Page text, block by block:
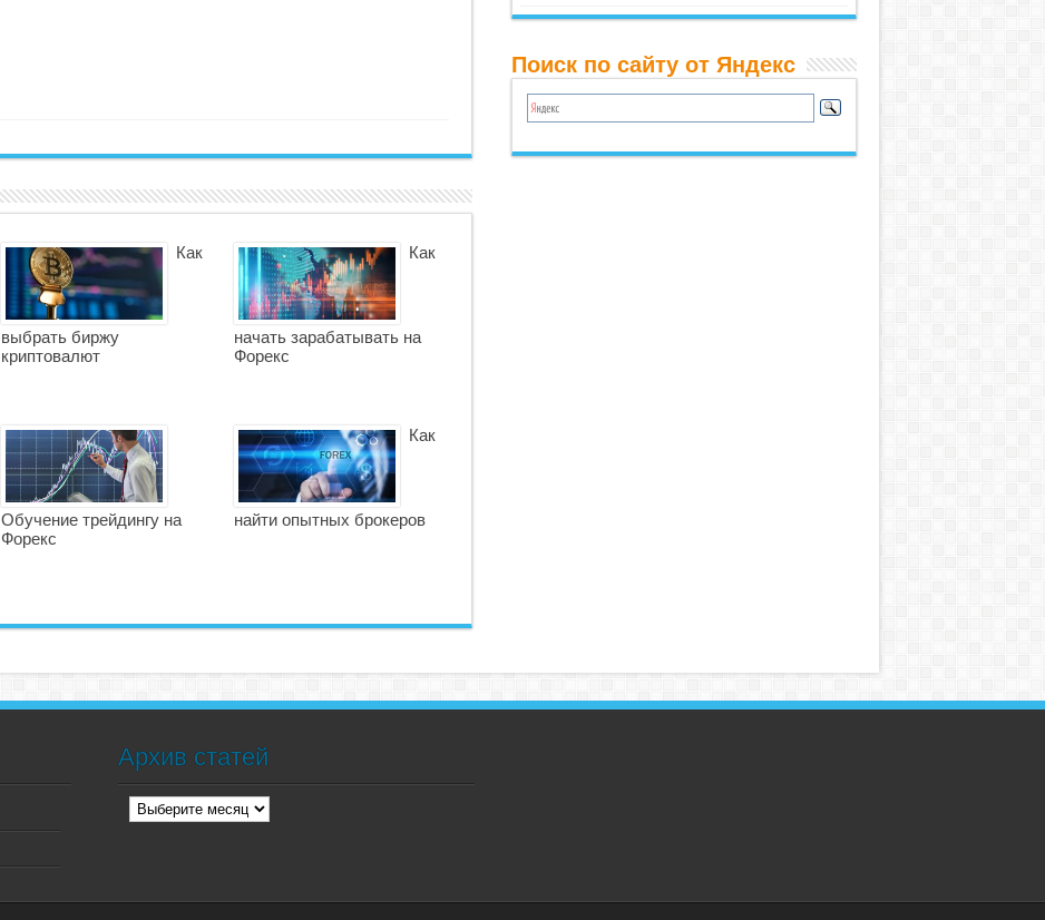
Как
выбрать биржу
криптовалют
Как
начать зарабатывать на
Форекс
Обучение трейдингу на
Форекс
Как
найти опытных брокеров
Поиск по сайту от Яндекс
Архив статей
Архив
статей